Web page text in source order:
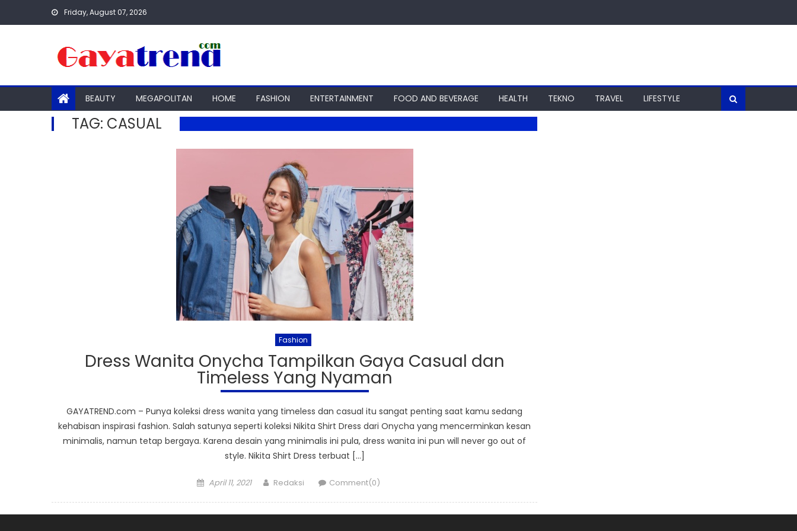
Friday, August 07, 2026
BEAUTY MEGAPOLITAN HOME FASHION ENTERTAINMENT FOOD AND BEVERAGE HEALTH TEKNO TRAVEL LIFESTYLE
TAG: CASUAL
Fashion
Dress Wanita Onycha Tampilkan Gaya Casual dan
Timeless Yang Nyaman
GAYATREND.com – Punya koleksi dress wanita yang timeless dan casual itu sangat penting saat kamu sedang
kehabisan inspirasi fashion. Salah satunya seperti koleksi Nikita Shirt Dress dari Onycha yang mencerminkan kesan
minimalis, namun tetap bergaya. Karena desain yang minimalis ini pula, dress wanita ini pun will never go out of
style. Nikita Shirt Dress terbuat […]
Posted
April 11, 2021 Author
Redaksi Comment(0)